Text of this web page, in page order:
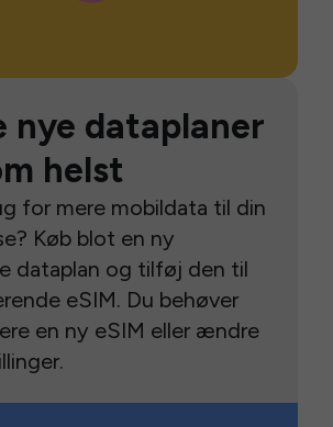
nye dataplaner
helst
for mere mobildata til din
Køb blot en ny
dataplan og tilføj den til
eSIM. Du behøver
en ny eSIM eller ændre